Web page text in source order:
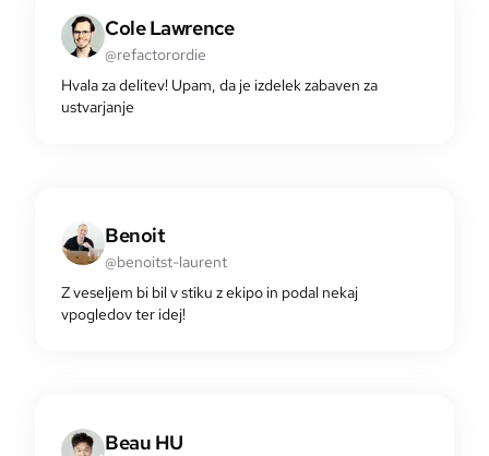
Cole Lawrence
@refactorordie
Hvala za delitev! Upam, da je izdelek zabaven za
ustvarjanje
Benoit
@benoitst-laurent
Z veseljem bi bil v stiku z ekipo in podal nekaj
vpogledov ter idej!
Beau HU